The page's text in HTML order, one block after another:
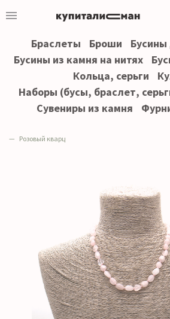
Браслеты Броши
Бусины
Бусины из камня на нитях
Кольца, серьги
Наборы (бусы, браслет,
Сувениры из камня
Розовый кварц